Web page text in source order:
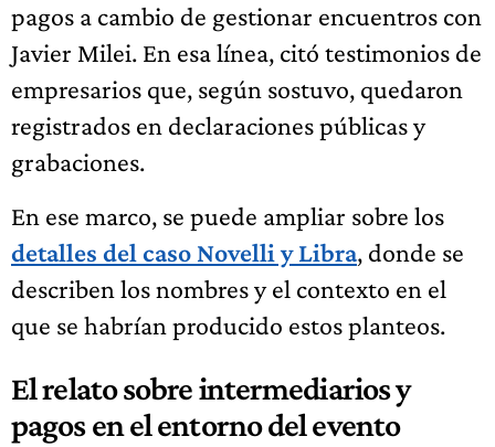
pagos a cambio de gestionar encuentros con
Javier Milei. En esa línea, citó testimonios de
empresarios que, según sostuvo, quedaron
registrados en declaraciones públicas y
grabaciones.
En ese marco, se puede ampliar sobre los
detalles del caso Novelli y Libra, donde se
describen los nombres y el contexto en el
que se habrían producido estos planteos.
El relato sobre intermediarios y
pagos en el entorno del evento